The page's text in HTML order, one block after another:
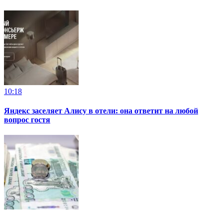
10:18
Яндекс заселяет Алису в отели: она ответит на любой
вопрос гостя